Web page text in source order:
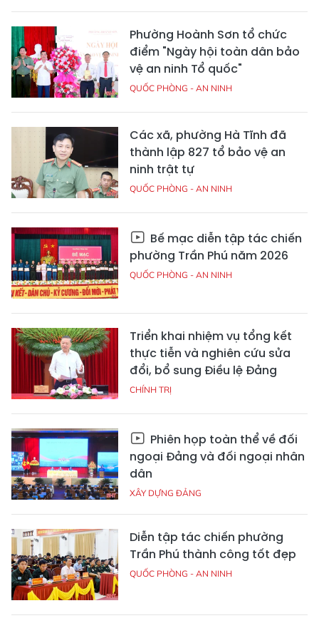
Phường Hoành Sơn tổ chức
điểm "Ngày hội toàn dân bảo
vệ an ninh Tổ quốc"
QUỐC PHÒNG - AN NINH
Các xã, phường Hà Tĩnh đã
thành lập 827 tổ bảo vệ an
ninh trật tự
QUỐC PHÒNG - AN NINH
Bế mạc diễn tập tác chiến
phường Trần Phú năm 2026
QUỐC PHÒNG - AN NINH
Triển khai nhiệm vụ tổng kết
thực tiễn và nghiên cứu sửa
đổi, bổ sung Điều lệ Đảng
CHÍNH TRỊ
Phiên họp toàn thể về đối
ngoại Đảng và đối ngoại nhân
dân
XÂY DỰNG ĐẢNG
Diễn tập tác chiến phường
Trần Phú thành công tốt đẹp
QUỐC PHÒNG - AN NINH